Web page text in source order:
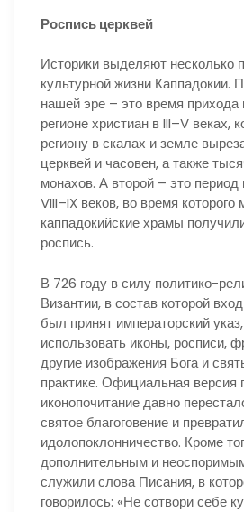
Роспись церквей
Историки выделяют несколько
культурной жизни Каппадокии.
нашей эре – это время прихода
регионе христиан в III–V веках,
региону в скалах и земле
церквей и часовен, а также
монахов. А второй – это период
VIII–IX веков, во время
каппадокийские храмы
роспись.
В 726 году в силу политико-
Византии, в состав которой
был принят императорский
использовать иконы, росписи,
другие изображения Бога и
практике. Официальная версия
иконопочитание давно
святое благоговение и
идолопоклонничество. Кроме
дополнительным и
служили слова Писания, в
говорилось: «Не сотвори себе